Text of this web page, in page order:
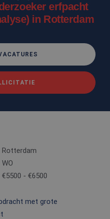
erfpacht
in Rotterdam
Rotterdam
WO
€5500 - €6500
met grote